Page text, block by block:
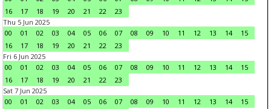
16
17 18 19 20 21 22
23
Thu 5 Jun 2025
00
01 02 03 04 05 06 07 08 09 10 11 12 13 14
15
16
17 18 19 20 21 22
23
Fri 6 Jun 2025
00
01 02 03 04 05 06 07 08 09 10 11 12 13 14
15
16
17 18 19 20 21 22
23
Sat 7 Jun 2025
00
01 02 03 04 05 06 07 08 09 10 11 12 13 14
15